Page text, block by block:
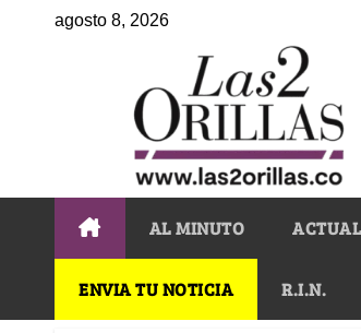
agosto 8, 2026
AL MINUTO
ENVIA TU NOTICIA R.I.N.